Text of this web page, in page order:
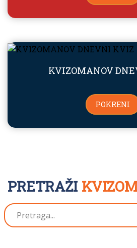
KVIZOMANOV
POKRENI
PRETRAŽI